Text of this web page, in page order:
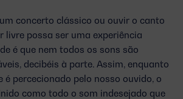
concerto clássico ou ouvir o canto
livre possa ser uma experiência
é que nem todos os sons são
decibéis à parte. Assim, enquanto
é percecionado pelo nosso ouvido, o
como todo o som indesejado que